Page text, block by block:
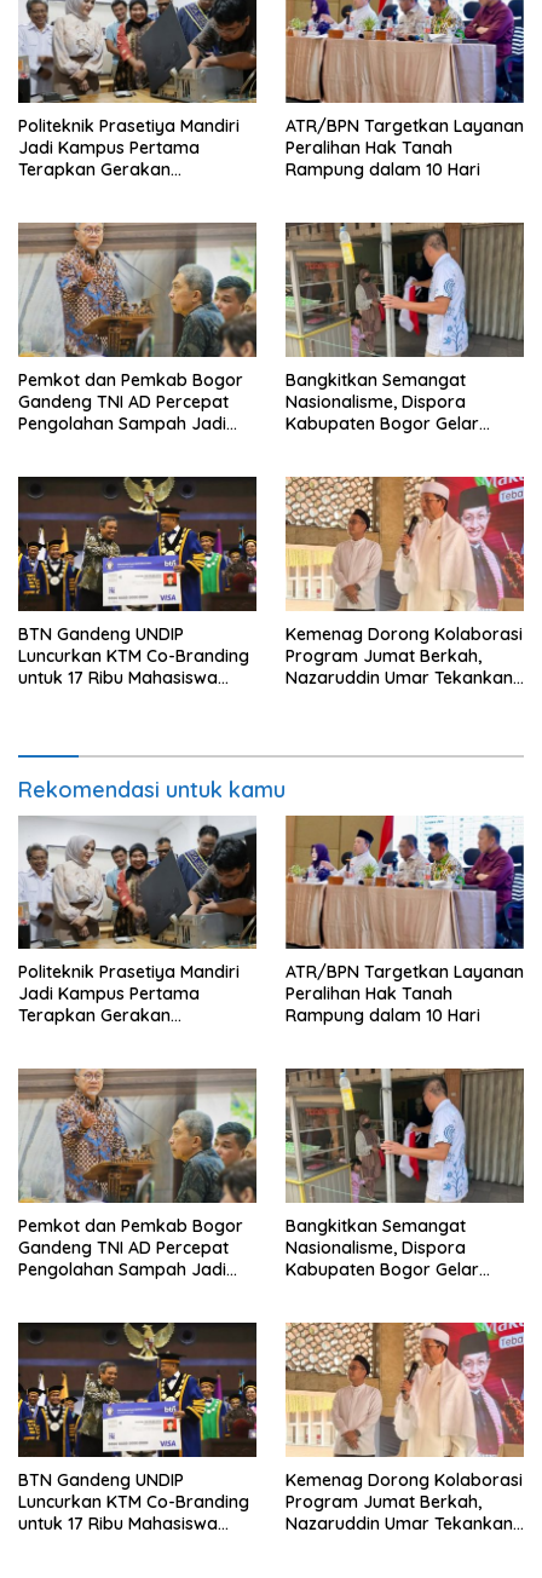
Politeknik Prasetiya Mandiri
Jadi Kampus Pertama
Terapkan Gerakan
ATR/BPN Targetkan Layanan
Peralihan Hak Tanah
Rampung dalam 10 Hari
Pemkot dan Pemkab Bogor
Gandeng TNI AD Percepat
Pengolahan Sampah Jadi
Bangkitkan Semangat
Nasionalisme, Dispora
Kabupaten Bogor Gelar
BTN Gandeng UNDIP
Luncurkan KTM Co-Branding
untuk 17 Ribu Mahasiswa
Kemenag Dorong Kolaborasi
Program Jumat Berkah,
Nazaruddin Umar Tekankan
Rekomendasi untuk kamu
Politeknik Prasetiya Mandiri
Jadi Kampus Pertama
Terapkan Gerakan
ATR/BPN Targetkan Layanan
Peralihan Hak Tanah
Rampung dalam 10 Hari
Pemkot dan Pemkab Bogor
Gandeng TNI AD Percepat
Pengolahan Sampah Jadi
Bangkitkan Semangat
Nasionalisme, Dispora
Kabupaten Bogor Gelar
BTN Gandeng UNDIP
Luncurkan KTM Co-Branding
untuk 17 Ribu Mahasiswa
Kemenag Dorong Kolaborasi
Program Jumat Berkah,
Nazaruddin Umar Tekankan